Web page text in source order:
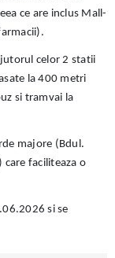
ce are inclus Mall-
celor 2 statii
la 400 metri
si tramvai la
majore (Bdul.
care faciliteaza o
si se